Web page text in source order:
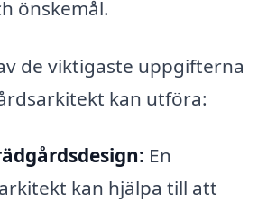
önskemål.
de viktigaste uppgifterna
kan utföra:
En
kan hjälpa till att